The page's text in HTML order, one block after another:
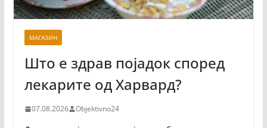
МАГАЗИН
Што е здрав појадок според
лекарите од Харвард?
07.08.2026 Objektivno24